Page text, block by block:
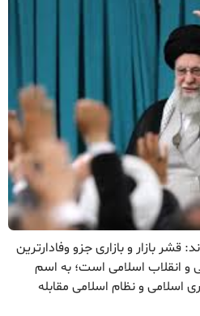
قشر بازار و بازاری جزو وفادارترین
و انقلاب اسلامی است؛ به اسم
اسلامی و نظام اسلامی مقابله